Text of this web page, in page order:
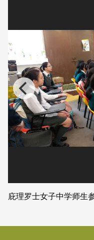
庇理罗士女子中学师生